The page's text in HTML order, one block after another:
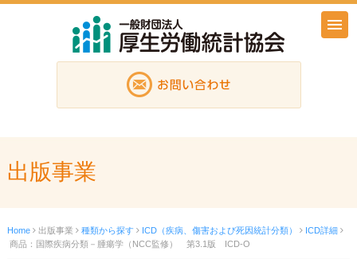
出版事業
Home 出版事業 種類から探す ICD（疾病、傷害および死因統計分類）
ICD詳細
商品：国際疾病分類－腫瘍学（NCC監修） 第3.1版 ICD-O